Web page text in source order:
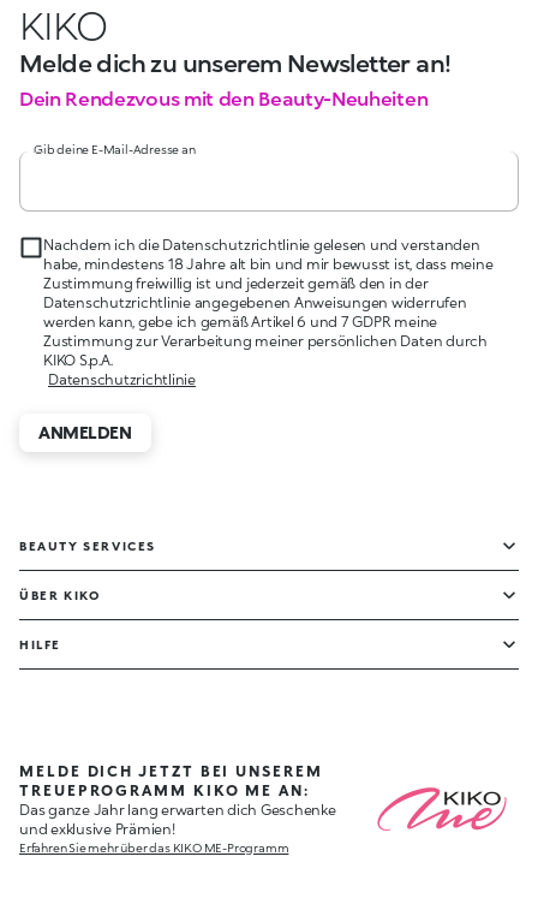
KIKO
Melde dich zu unserem Newsletter an!
Dein Rendezvous mit den Beauty-Neuheiten
Gib deine E-Mail-Adresse an
Nachdem ich die Datenschutzrichtlinie gelesen und verstanden
habe, mindestens 18 Jahre alt bin und mir bewusst ist, dass meine
Zustimmung freiwillig ist und jederzeit gemäß den in der
Datenschutzrichtlinie angegebenen Anweisungen widerrufen
werden kann, gebe ich gemäß Artikel 6 und 7 GDPR meine
Zustimmung zur Verarbeitung meiner persönlichen Daten durch
KIKO S.p.A.
Datenschutzrichtlinie
ANMELDEN
BEAUTY SERVICES
ÜBER KIKO
HILFE
MELDE DICH JETZT BEI UNSEREM
TREUEPROGRAMM KIKO ME AN:
Das ganze Jahr lang erwarten dich Geschenke
und exklusive Prämien!
Erfahren Sie mehr über das KIKO ME-Programm